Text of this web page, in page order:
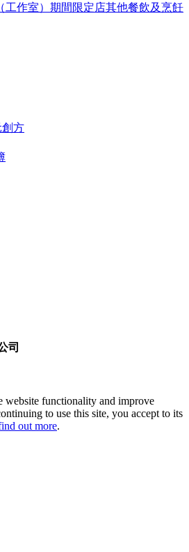
作室） 期間限定店其他餐飲及烹飪
創方
司
website functionality and improve
to use this site, you accept to its
out more.